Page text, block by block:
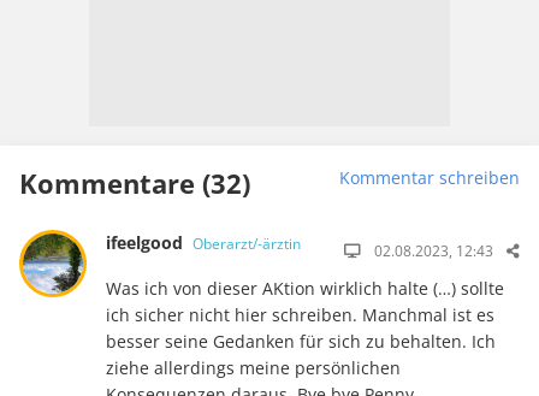
Kommentare (32) Kommentar schreiben
ifeelgood Oberarzt/-ärztin 02.08.2023, 12:43
Was ich von dieser AKtion wirklich halte (…) sollte
ich sicher nicht hier schreiben. Manchmal ist es
besser seine Gedanken für sich zu behalten. Ich
ziehe allerdings meine persönlichen